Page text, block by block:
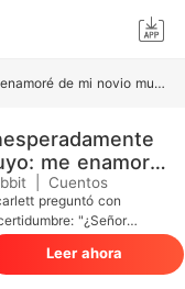
Inesperadamente tuyo: me enamoré de mi novio multimillonario
me enamoré
mi novio
Cuentos
preguntó con
"¿Señor
habla en serio sobre
Ella había esperado
su matrimonio fuera solo
Leer ahora